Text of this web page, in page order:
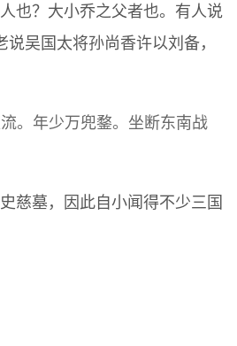
也？大小乔之父者也。有人说
吴国太将孙尚香许以刘备，
。年少万兜鍪。坐断东南战
慈墓，因此自小闻得不少三国